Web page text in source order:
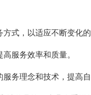
式，以适应不断变化的
服务效率和质量。
务理念和技术，提高自